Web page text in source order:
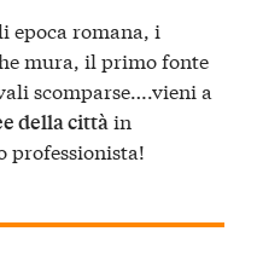
epoca romana, i
mura, il primo fonte
scomparse….vieni a
della cittàin
professionista!